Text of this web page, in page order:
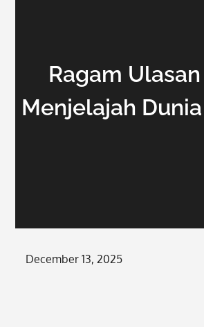
Ragam
Menjelajah
Posted
December 13, 2025